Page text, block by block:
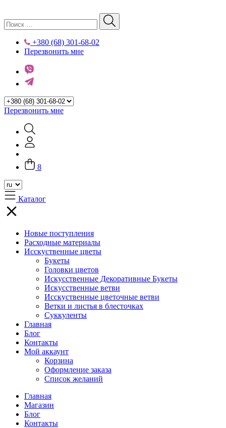
+380 (68) 301-68-02
Перезвонить мне
Перезвонить мне
8
Каталог
Новые поступления
Расходные материалы
Исскуственные цветы
Букеты
Головки цветов
Искусственные Декоративные Букеты
Искусственные ветви
Исскуственные цветочные ветви
Ветки и листья в блесточках
Суккуленты
Главная
Блог
Контакты
Мой аккаунт
Корзина
Оформление заказа
Список желаний
Главная
Магазин
Блог
Контакты